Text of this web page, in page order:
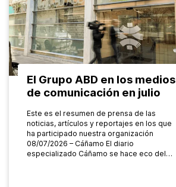
El Grupo ABD en los medios
de comunicación en julio
Este es el resumen de prensa de las
noticias, artículos y reportajes en los que
ha participado nuestra organización
08/07/2026 – Cáñamo El diario
especializado Cáñamo se hace eco del…